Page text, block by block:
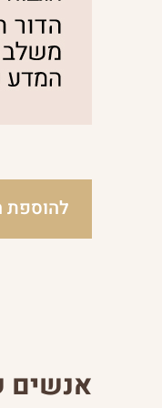
להוספת
אנשים